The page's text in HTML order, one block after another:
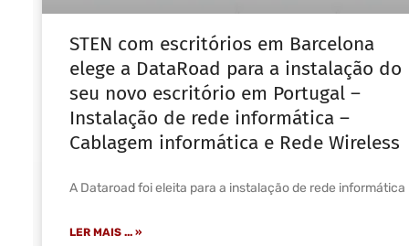
STEN com escritórios em Barcelona
elege a DataRoad para a instalação do
seu novo escritório em Portugal –
Instalação de rede informática –
Cablagem informática e Rede Wireless
A Dataroad foi eleita para a instalação de rede informática
LER MAIS ... »